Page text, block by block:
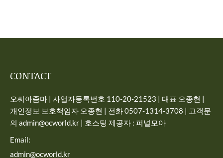
CONTACT
오씨아줌마 | 사업자등록번호 110-20-21523 | 대표 오종현 |
개인정보 보호책임자 오종현 | 전화 0507-1314-3708 | 고객문
의 admin@ocworld.kr | 호스팅 제공자 : 퍼널모아
Email:
admin@ocworld.kr